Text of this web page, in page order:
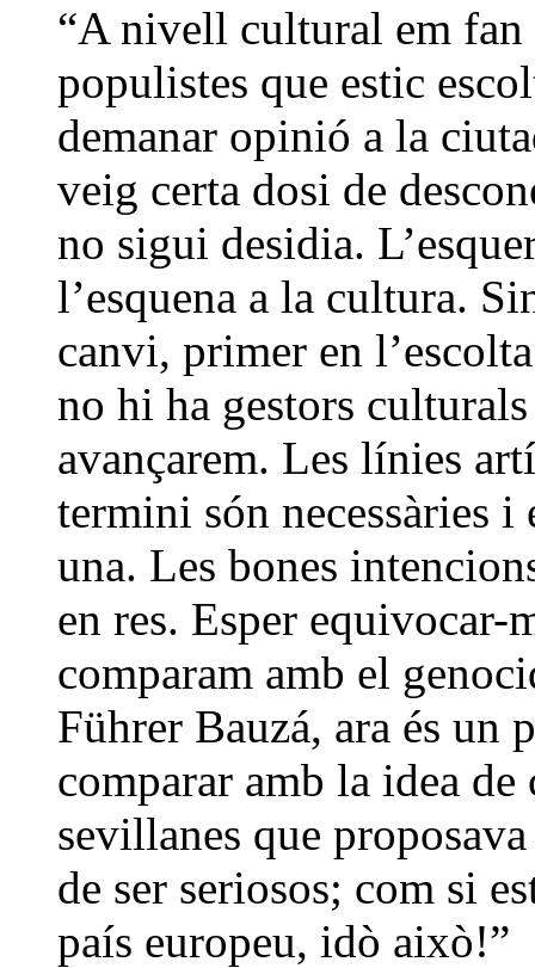
“A nivell cultural em fan
populistes que estic
demanar opinió a la
veig certa dosi de
no sigui desidia.
l’esquena a la cultura.
canvi, primer en
no hi ha gestors
avançarem. Les línies
termini són necessàries i
una. Les bones
en res. Esper equivocar-
comparam amb el
Führer Bauzá, ara és un
comparar amb la idea de
sevillanes que
de ser seriosos; com si
país europeu, idò això!”